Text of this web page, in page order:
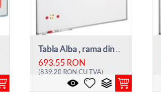
Tabla Alba , rama din aluminiu, 100 x 200...
693.55 RON
(839.20 RON CU TVA)